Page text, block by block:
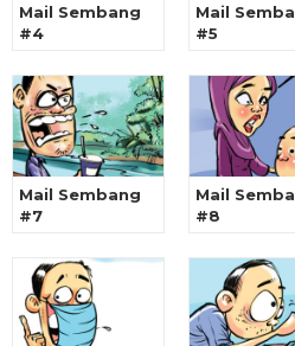
Mail Sembang
#4
Mail
#5
Mail Sembang
#7
Mail
#8